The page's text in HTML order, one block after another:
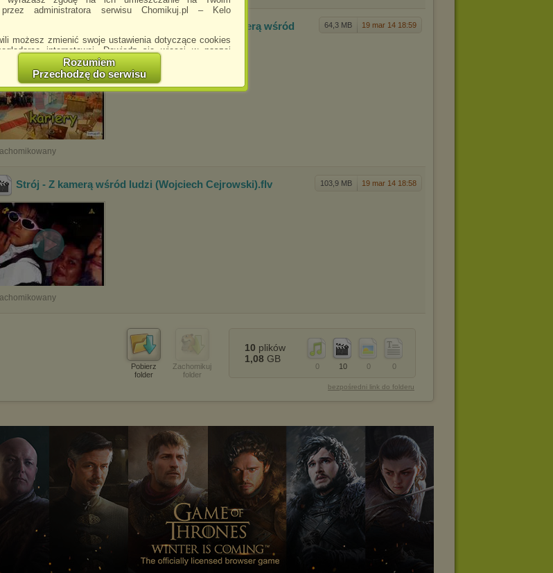
przez administratora serwisu Chomikuj.pl – Kelo
możesz zmienić swoje ustawienia dotyczące cookies
internetowej. Dowiedz się więcej w naszej
http://chomikuj.pl/PolitykaPrywatnosci.aspx
informujemy że zmiana ustawień przeglądarki może
korzystania ze strony Chomikuj.pl.
braku twojej zgody na akceptację cookies niestety
serwisu chomikuj.pl.
plików cookiesprzez
reklam do Twoich potrzeb, analiza skuteczności działań
spowoduje, że wyświetlana Ci reklama nie
do Twoich preferencji, a będzie to reklama
zmiany ustawień przeglądarki internetowej w
przechowywanie plików cookies na
końcowym. Można również usunąć pliki cookies,
zmian w ustawieniach przeglądarki
na ten temat znajdziesz pod adresem
PolitykaPrywatnosci.aspx
Rozumiem
Przechodzę do serwisu
64,3 MB 19 mar 14 18:59
Bronisław Komorowski u Cejrowskiego - Z kamerą wśród
ludzi.flv
103,9 MB 19 mar 14 18:58
Strój - Z kamerą wśród ludzi (Wojciech Cejrowski).flv
Pobierz
folder
Zachomikuj
folder
0
0
10
0
10 plików
1,08 GB
bezpośredni link do folderu